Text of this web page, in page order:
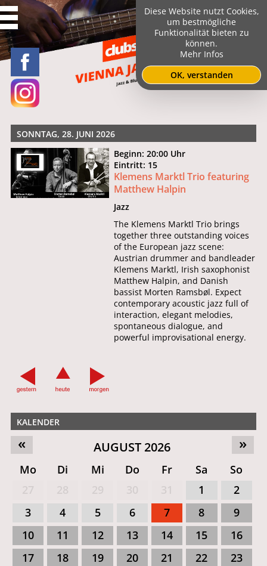
SONNTAG, 28. JUNI 2026
Beginn: 20:00 Uhr
Eintritt: 15
Klemens Marktl Trio featuring
Matthew Halpin
Jazz
The Klemens Marktl Trio brings
together three outstanding voices
of the European jazz scene:
Austrian drummer and bandleader
Klemens Marktl, Irish saxophonist
Matthew Halpin, and Danish
bassist Morten Ramsbøl. Expect
contemporary acoustic jazz full of
interaction, elegant melodies,
spontaneous dialogue, and
powerful improvisational energy.
KALENDER
»
« AUGUST 2026
Mo Di Mi Do Fr Sa
So
1
2
3
4 5 6 7 8
9
10
11 12 13 14 15
16
17
18 19 20 21 22
23
Diese Website nutzt Cookies,
um bestmögliche
Funktionalität bieten zu
können.
Mehr Infos
OK, verstanden